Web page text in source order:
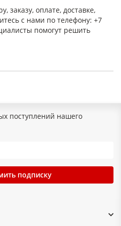
F (длительно до
155 °C)
несколько слоев
эпоксидным
и аппаратах, включая
заказу, оплате, доставке,
с нами по телефону: +7
помогут решить
поступлений нашего
подписку